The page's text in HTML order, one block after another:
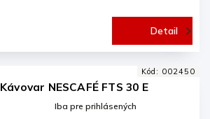
Detail
Kávovar NESCAFÉ FTS 30 E
Iba pre prihlásených
Kód: 002450